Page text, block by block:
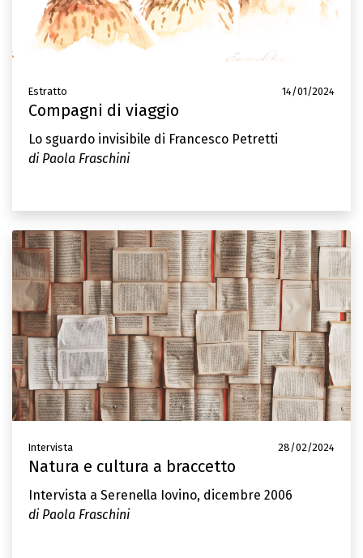
Estratto 14/01/2024
Compagni di viaggio
Lo sguardo invisibile di Francesco Petretti
di Paola Fraschini
Intervista 28/02/2024
Natura e cultura a braccetto
Intervista a Serenella Iovino, dicembre 2006
di Paola Fraschini